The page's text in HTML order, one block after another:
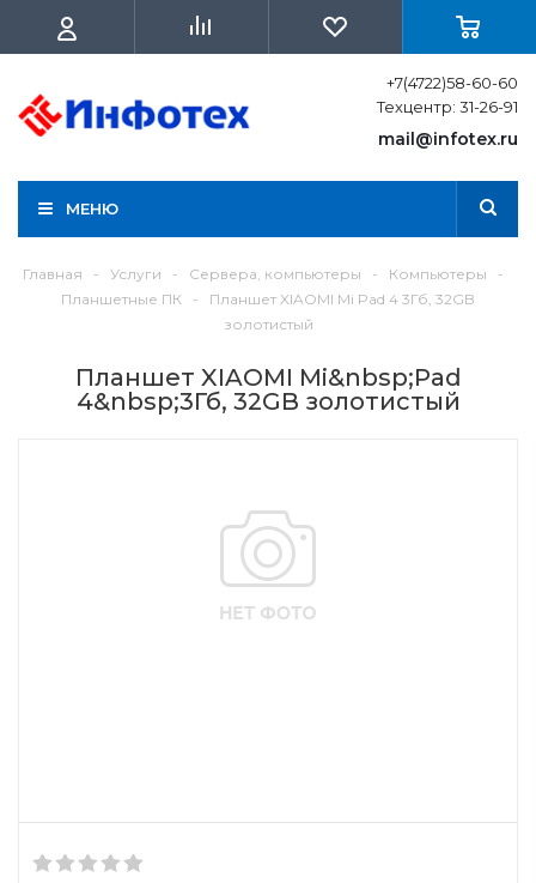
+7(4722)58-60-60
Техцентр: 31-26-91
mail@infotex.ru
МЕНЮ
Главная - Услуги - Сервера, компьютеры - Компьютеры
-
Планшетные ПК
-
Планшет XIAOMI Mi Pad 4 3Гб, 32GB
золотистый
Планшет XIAOMI Mi&nbsp;Pad
4&nbsp;3Гб, 32GB золотистый